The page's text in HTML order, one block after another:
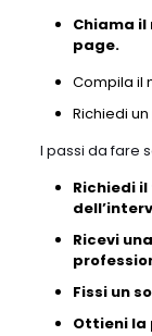
Chiama
page.
Compila il
Richiedi
I passi da fare
Richiedi
Ricevi
Fissi un
Ottieni la